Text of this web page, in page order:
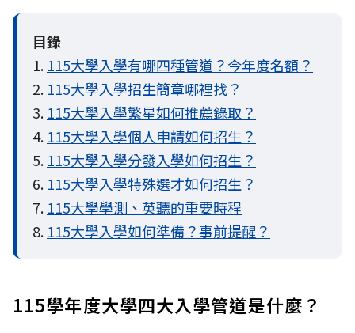
目錄
1. 115大學入學有哪四種管道？今年度名額？
2. 115大學入學招生簡章哪裡找？
3. 115大學入學繁星如何推薦錄取？
4. 115大學入學個人申請如何招生？
5. 115大學入學分發入學如何招生？
6. 115大學入學特殊選才如何招生？
7. 115大學學測、英聽的重要時程
8. 115大學入學如何準備？事前提醒？
115學年度大學四大入學管道是什麼？